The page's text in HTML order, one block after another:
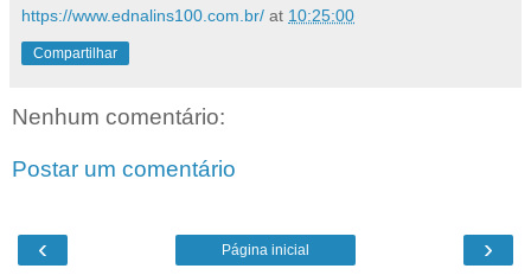
https://www.ednalins100.com.br/ at 10:25:00
Compartilhar
Nenhum comentário:
Postar um comentário
‹ ›
Página inicial